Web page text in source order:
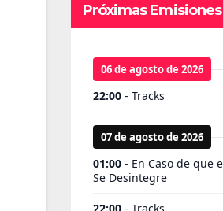
Próximas Emisiones